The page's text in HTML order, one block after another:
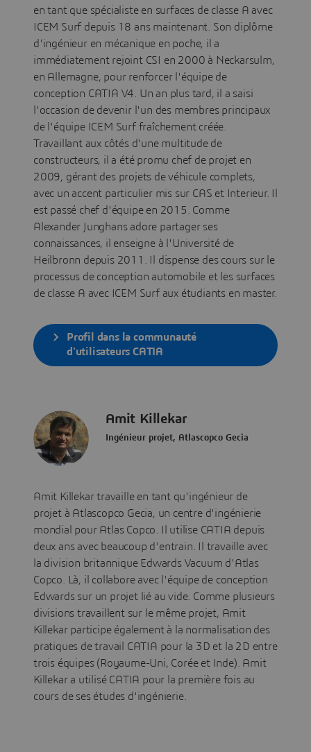
en tant que spécialiste en surfaces de classe A avec
ICEM Surf depuis 18 ans maintenant. Son diplôme
d'ingénieur en mécanique en poche, il a
immédiatement rejoint CSI en 2000 à Neckarsulm,
en Allemagne, pour renforcer l'équipe de
conception CATIA V4. Un an plus tard, il a saisi
l'occasion de devenir l'un des membres principaux
de l'équipe ICEM Surf fraîchement créée.
Travaillant aux côtés d'une multitude de
constructeurs, il a été promu chef de projet en
2009, gérant des projets de véhicule complets,
avec un accent particulier mis sur CAS et Interieur. Il
est passé chef d'équipe en 2015. Comme
Alexander Junghans adore partager ses
connaissances, il enseigne à l'Université de
Heilbronn depuis 2011. Il dispense des cours sur le
processus de conception automobile et les surfaces
de classe A avec ICEM Surf aux étudiants en master.
Profil dans la communauté
d'utilisateurs CATIA
Amit Killekar
Ingénieur projet, Atlascopco Gecia
Amit Killekar travaille en tant qu'ingénieur de
projet à Atlascopco Gecia, un centre d'ingénierie
mondial pour Atlas Copco. Il utilise CATIA depuis
deux ans avec beaucoup d'entrain. Il travaille avec
la division britannique Edwards Vacuum d'Atlas
Copco. Là, il collabore avec l'équipe de conception
Edwards sur un projet lié au vide. Comme plusieurs
divisions travaillent sur le même projet, Amit
Killekar participe également à la normalisation des
pratiques de travail CATIA pour la 3D et la 2D entre
trois équipes (Royaume-Uni, Corée et Inde). Amit
Killekar a utilisé CATIA pour la première fois au
cours de ses études d'ingénierie.